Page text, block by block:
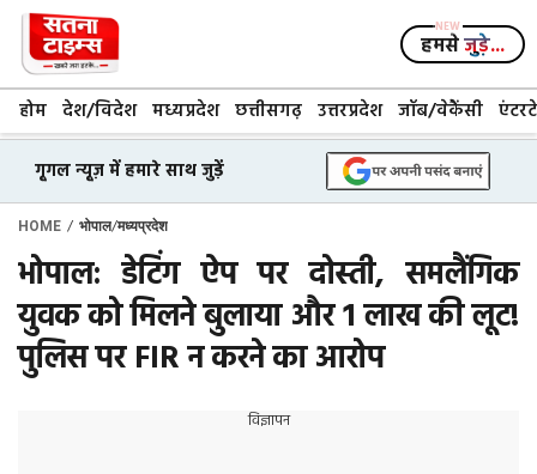
Skip
content
हमसेजुड़े...
होम देश/विदेश मध्यप्रदेश छत्तीसगढ़ उत्तरप्रदेश जॉब/वेकैंसी
गूगल न्यूज़ में हमारे साथ जुड़ें
HOME / भोपाल/मध्यप्रदेश
भोपाल: डेटिंग ऐप पर दोस्ती, समलैंगिक
युवक को मिलने बुलाया और ₹1 लाख की लूट!
पुलिस पर FIR न करने का आरोप
विज्ञापन